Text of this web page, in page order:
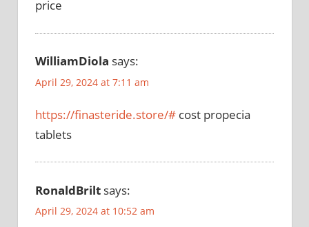
price
WilliamDiola says:
April 29, 2024 at 7:11 am
https://finasteride.store/# cost propecia
tablets
RonaldBrilt says:
April 29, 2024 at 10:52 am